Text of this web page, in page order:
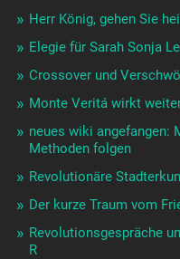
Herr König, gehen Sie
Elegie für Sarah Sonja
Crossover und
Monte Veritá wirkt
neues wiki angefangen:
Methoden folgen
Revolutionäre
Der kurze Traum vom
Revolutionsgespräche
R